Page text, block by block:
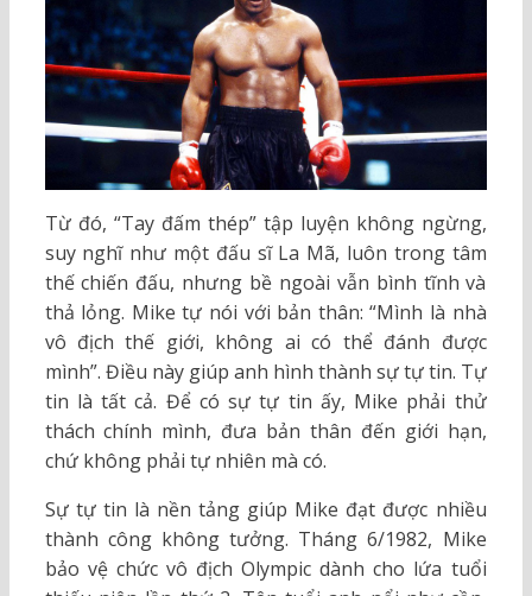
Từ đó, “Tay đấm thép” tập luyện không ngừng,
suy nghĩ như một đấu sĩ La Mã, luôn trong tâm
thế chiến đấu, nhưng bề ngoài vẫn bình tĩnh và
thả lỏng. Mike tự nói với bản thân: “Mình là nhà
vô địch thế giới, không ai có thể đánh được
mình”. Điều này giúp anh hình thành sự tự tin. Tự
tin là tất cả. Để có sự tự tin ấy, Mike phải thử
thách chính mình, đưa bản thân đến giới hạn,
chứ không phải tự nhiên mà có.
Sự tự tin là nền tảng giúp Mike đạt được nhiều
thành công không tưởng. Tháng 6/1982, Mike
bảo vệ chức vô địch Olympic dành cho lứa tuổi